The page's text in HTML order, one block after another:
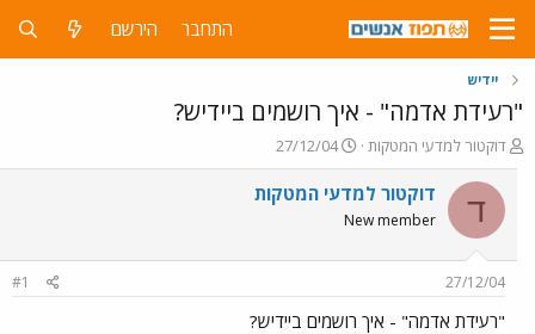
התחבר הירשם
יידיש
"רעידת אדמה" - איך רושמים ביידיש?
פ
ו
ת
ח
ה
ש
א
דוקטור למדעי המטקות
פ
ו
ר
ר
27/12/04
ד דוקטור למדעי המטקות
New member
27/12/04
#1
"רעידת אדמה" - איך רושמים ביידיש?